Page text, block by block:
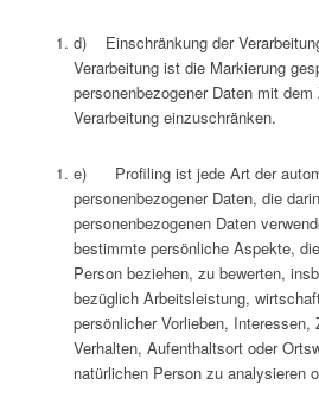
d) Einschränkung der
Verarbeitung ist die Markierung
personenbezogener Daten mit
Verarbeitung einzuschränken.
e) Profiling ist jede Art der
personenbezogener Daten, die
personenbezogenen Daten
bestimmte persönliche Aspekte,
Person beziehen, zu bewerten,
bezüglich Arbeitsleistung,
persönlicher Vorlieben, Interessen,
Verhalten, Aufenthaltsort oder
natürlichen Person zu analysieren